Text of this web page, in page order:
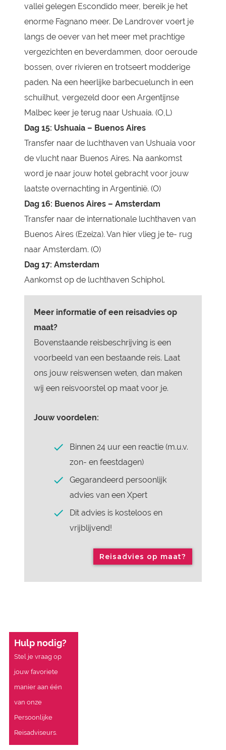
vallei gelegen Escondido meer, bereik je het
enorme Fagnano meer. De Landrover voert je
langs de oever van het meer met prachtige
vergezichten en beverdammen, door oeroude
bossen, over rivieren en trotseert modderige
paden. Na een heerlijke barbecuelunch in een
schuilhut, vergezeld door een Argentijnse
Malbec keer je terug naar Ushuaia. (O,L)
Dag 15: Ushuaia – Buenos Aires
Transfer naar de luchthaven van Ushuaia voor
de vlucht naar Buenos Aires. Na aankomst
word je naar jouw hotel gebracht voor jouw
laatste overnachting in Argentinië. (O)
Dag 16: Buenos Aires – Amsterdam
Transfer naar de internationale luchthaven van
Buenos Aires (Ezeiza). Van hier vlieg je te- rug
naar Amsterdam. (O)
Dag 17: Amsterdam
Aankomst op de luchthaven Schiphol.
Meer informatie of een reisadvies op
maat?
Bovenstaande reisbeschrijving is een
voorbeeld van een bestaande reis. Laat
ons jouw reiswensen weten, dan maken
wij een reisvoorstel op maat voor je.
Jouw voordelen:
Binnen 24 uur een reactie (m.u.v.
zon- en feestdagen)
Gegarandeerd persoonlijk
advies van een Xpert
Dit advies is kosteloos en
vrijblijvend!
Reisadvies op maat?
Hulp nodig?
Stel je vraag op
jouw favoriete
manier aan één
van onze
Persoonlijke
Reisadviseurs.